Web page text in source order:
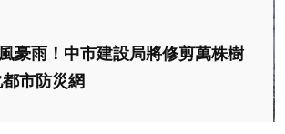
豪雨！中市建設局將修剪萬株樹
市防災網